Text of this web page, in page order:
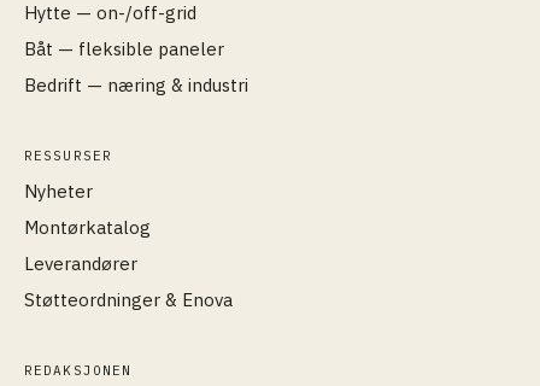
Hytte — on-/off-grid
Båt — fleksible paneler
Bedrift — næring & industri
RESSURSER
Nyheter
Montørkatalog
Leverandører
Støtteordninger & Enova
REDAKSJONEN